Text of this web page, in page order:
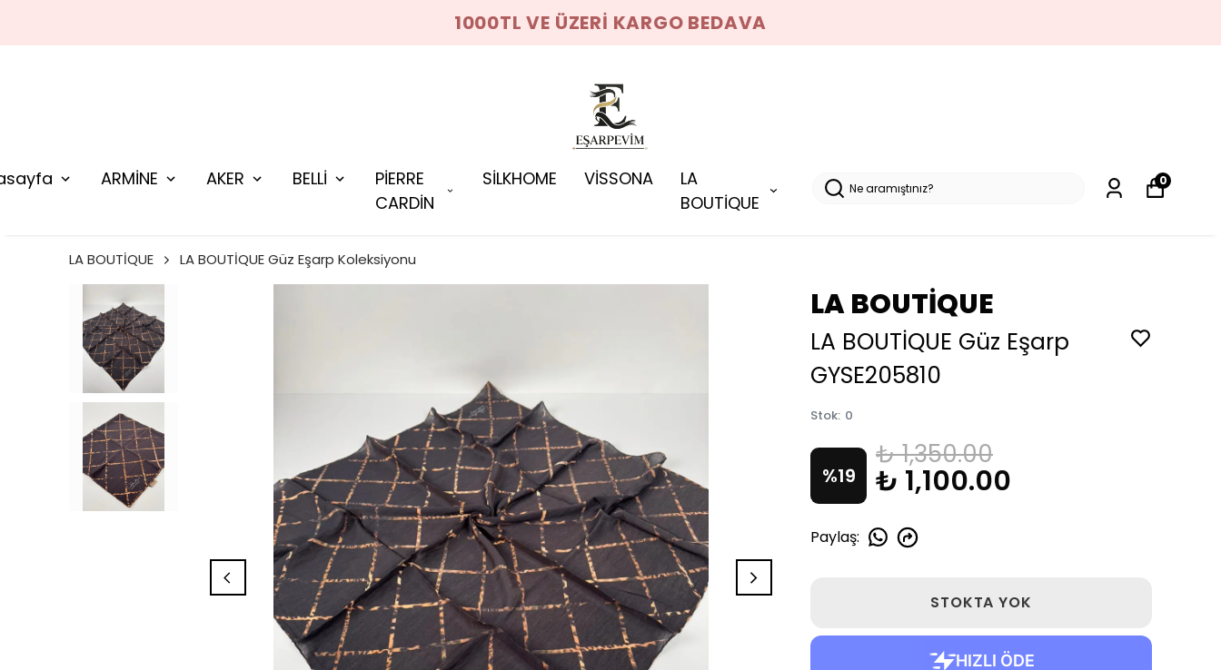
1000TL VE ÜZERİ KARGO BEDAVA
ARMİNE AKER BELLİ
PİERRE
CARDİN
SİLKHOME VİSSONA
LA
BOUTİQUE
0
LA BOUTİQUE LA BOUTİQUE Güz Eşarp Koleksiyonu
LA BOUTİQUE
LA BOUTİQUE Güz Eşarp
GYSE205810
Stok: 0
%19
₺ 1,350.00
₺ 1,100.00
Paylaş:
STOKTA YOK